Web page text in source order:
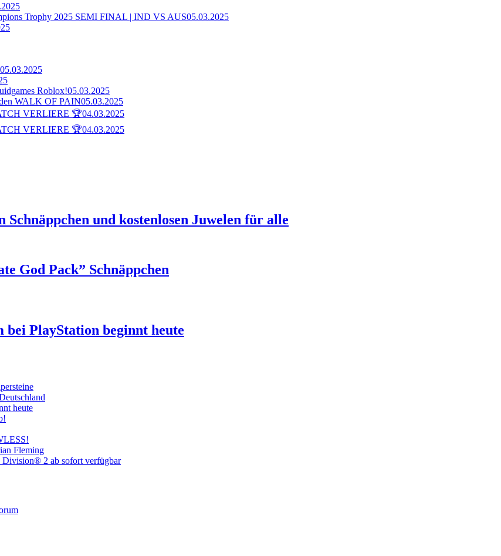
Trophy 2025 SEMI FINAL | IND VS AUS05.03.2025
05.03.2025
Roblox!05.03.2025
WALK OF PAIN05.03.2025
VERLIERE 🏆04.03.2025
VERLIERE 🏆04.03.2025
und kostenlosen Juwelen für alle
God Pack” Schnäppchen
PlayStation beginnt heute
heute
Fleming
Division® 2 ab sofort verfügbar